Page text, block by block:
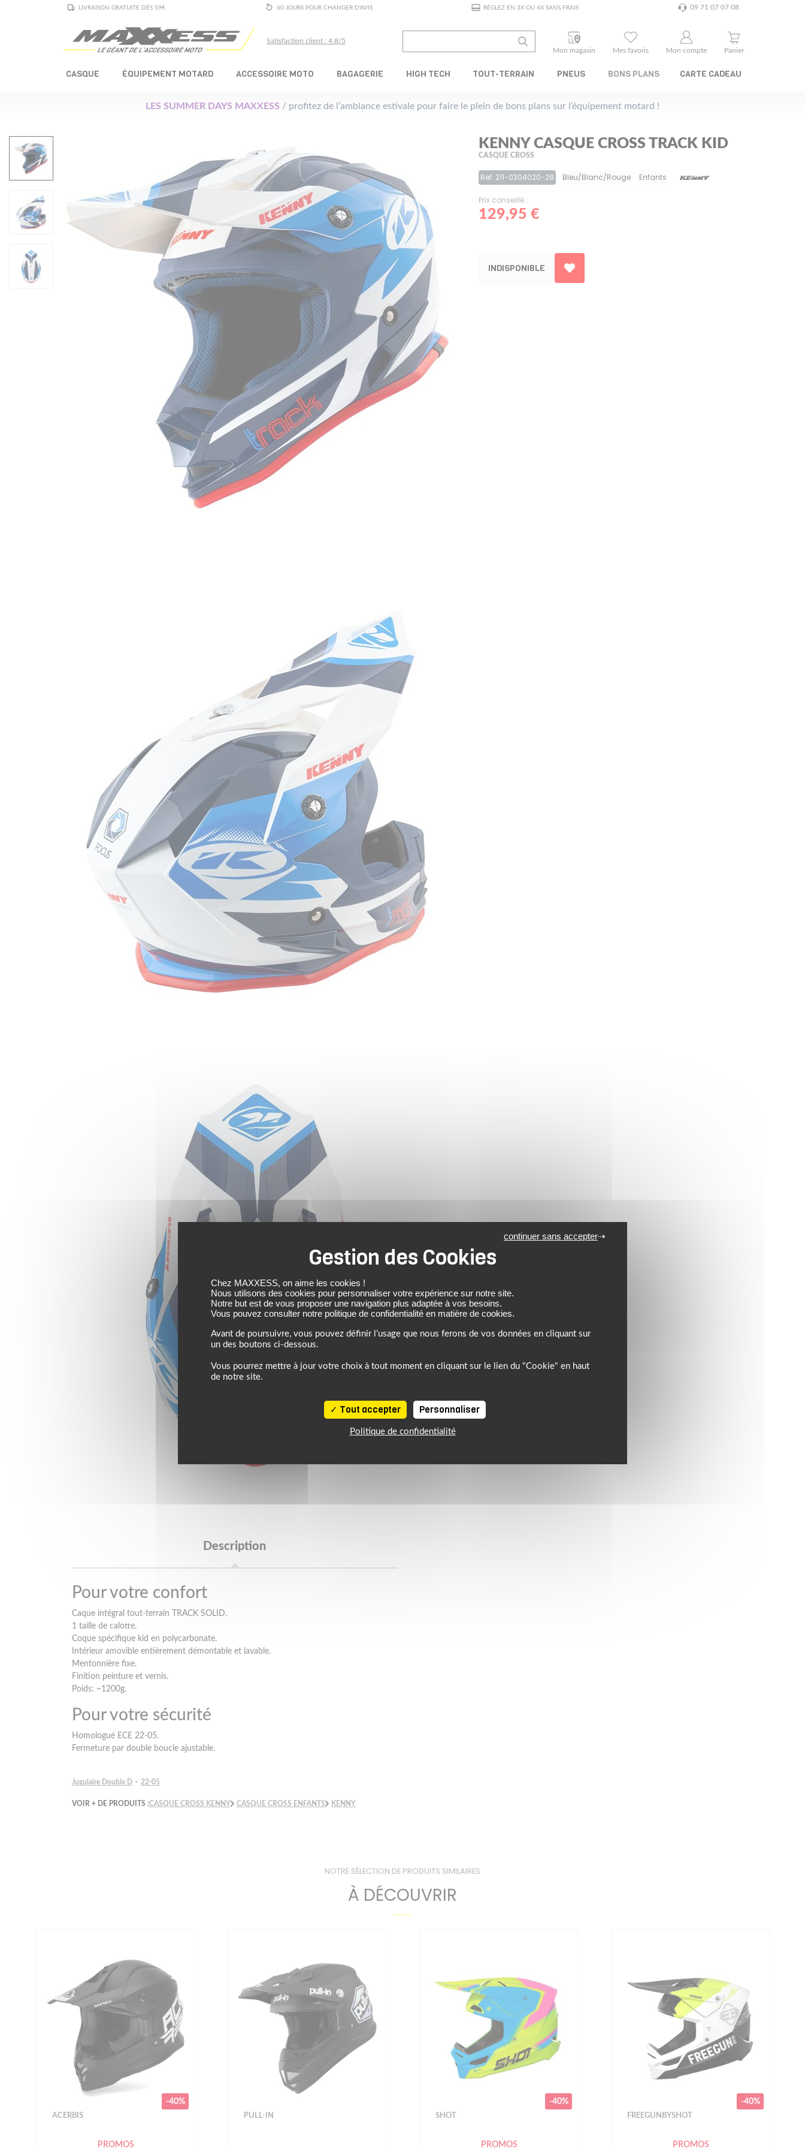
LIVRAISON GRATUITE DÈS 59€ 60 JOURS POUR CHANGER D'AVIS RÉGLEZ EN 3X OU 4X SANS FRAIS 09 71 07 07 08
Satisfaction client : 4.8/5
Mon magasin
Mes favoris Mon compte Panier
CASQUE ÉQUIPEMENT MOTARD ACCESSOIRE MOTO BAGAGERIE HIGH TECH TOUT-TERRAIN PNEUS BONS PLANS CARTE CADEAU
LES SUMMER DAYS MAXXESS / profitez de l’ambiance estivale pour faire le plein de bons plans sur l’équipement motard !
Description
Pour votre confort
Caque intégral tout-terrain TRACK SOLID.
1 taille de calotte.
Coque spécifique kid en polycarbonate.
Intérieur amovible entièrement démontable et lavable.
Mentonnière fixe.
Finition peinture et vernis.
Poids: ~1200g.
Pour votre sécurité
Homologué ECE 22-05.
Fermeture par double boucle ajustable.
Jugulaire Double D - 22-05
VOIR + DE PRODUITS :CASQUE CROSS KENNY CASQUE CROSS ENFANTS KENNY
KENNY CASQUE CROSS TRACK KID
CASQUE CROSS
Ref: 211-0304020-28 Bleu/Blanc/Rouge Enfants
Prix conseillé :
129,95 €
INDISPONIBLE
NOTRE SÉLECTION DE PRODUITS SIMILAIRES
À DÉCOUVRIR
-40%
ACERBIS
PROMOS
PULL-IN
-40%
SHOT
PROMOS
-40%
FREEGUNBYSHOT
PROMOS
Chez MAXXESS, on aime les cookies !
Nous utilisons des cookies pour personnaliser votre expérience sur notre site.
Notre but est de vous proposer une navigation plus adaptée à vos besoins.
Vous pouvez consulter notre politique de confidentialité en matière de cookies.
Avant de poursuivre, vous pouvez définir l’usage que nous ferons de vos données en cliquant sur
un des boutons ci-dessous.
Vous pourrez mettre à jour votre choix à tout moment en cliquant sur le lien du "Cookie" en haut
de notre site.
Tout accepter
continuer sans accepter
Personnaliser
Politique de confidentialité